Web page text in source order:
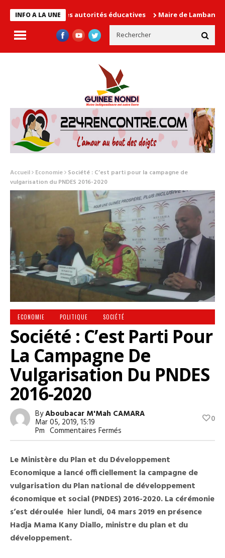
INFO A LA UNE
cause les autorités éducatives Maire de Lambanyi : Baba
Accueil Economie Société : C’est parti pour la campagne de
vulgarisation du PNDES 2016-2020
ECONOMIE POLITIQUE SOCIÉTÉ
Société : C’est Parti Pour
La Campagne De
Vulgarisation Du PNDES
2016-2020
ByAboubacar M'Mah CAMARA
Mar 05, 2019, 15:19
Pm Commentaires Fermés
Société
C’est
Parti
Pour
La
Campagne
De
Vulgarisation
Du
PNDES
2016-
0
Le Ministère du Plan et du Développement
Economique a lancé officiellement la campagne de
vulgarisation du Plan national de développement
économique et social (PNDES) 2016-2020. La cérémonie
s’est déroulée hier lundi, 04 mars 2019 en présence
Hadja Mama Kany Diallo, ministre du plan et du
développement.